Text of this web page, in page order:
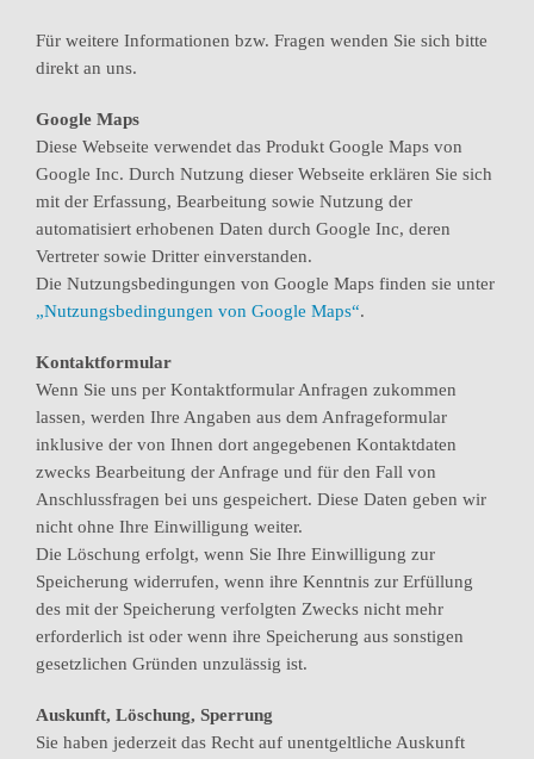
Für weitere Informationen bzw. Fragen wenden Sie sich bitte
direkt an uns.
Google Maps
Diese Webseite verwendet das Produkt Google Maps von
Google Inc. Durch Nutzung dieser Webseite erklären Sie sich
mit der Erfassung, Bearbeitung sowie Nutzung der
automatisiert erhobenen Daten durch Google Inc, deren
Vertreter sowie Dritter einverstanden.
Die Nutzungsbedingungen von Google Maps finden sie unter
„Nutzungsbedingungen von Google Maps“.
Kontaktformular
Wenn Sie uns per Kontaktformular Anfragen zukommen
lassen, werden Ihre Angaben aus dem Anfrageformular
inklusive der von Ihnen dort angegebenen Kontaktdaten
zwecks Bearbeitung der Anfrage und für den Fall von
Anschlussfragen bei uns gespeichert. Diese Daten geben wir
nicht ohne Ihre Einwilligung weiter.
Die Löschung erfolgt, wenn Sie Ihre Einwilligung zur
Speicherung widerrufen, wenn ihre Kenntnis zur Erfüllung
des mit der Speicherung verfolgten Zwecks nicht mehr
erforderlich ist oder wenn ihre Speicherung aus sonstigen
gesetzlichen Gründen unzulässig ist.
Auskunft, Löschung, Sperrung
Sie haben jederzeit das Recht auf unentgeltliche Auskunft